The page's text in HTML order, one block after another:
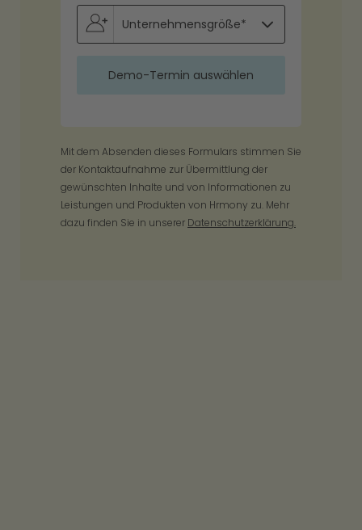
Mit dem Absenden dieses Formulars stimmen Sie
der Kontaktaufnahme zur Übermittlung der
gewünschten Inhalte und von Informationen zu
Leistungen und Produkten von Hrmony zu. Mehr
dazu finden Sie in unserer Datenschutzerklärung.